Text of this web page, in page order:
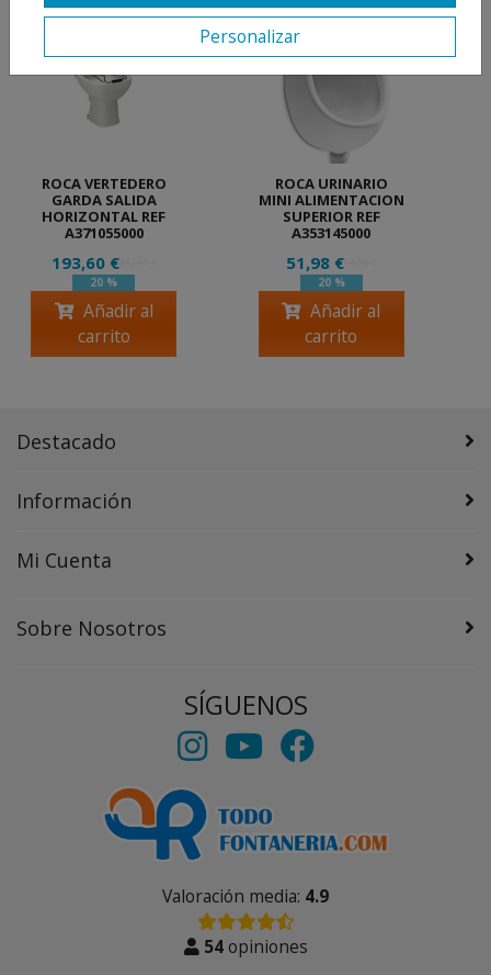
ROCA VERTEDERO
GARDA SALIDA
HORIZONTAL REF
A371055000
193,60 €242,00 €
20 %
Añadir al
carrito
ROCA URINARIO
MINI ALIMENTACION
SUPERIOR REF
A353145000
51,98 €
20 %
Añadir al
carrito
Destacado
Información
Mi Cuenta
Sobre Nosotros
SÍGUENOS
Valoración media: 4.9
54opiniones
Personalizar